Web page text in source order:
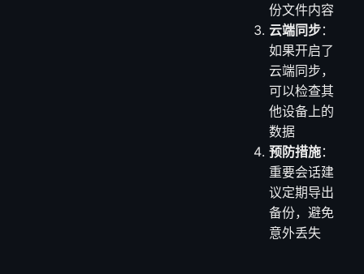
份文件内容
云端同步：
如果开启了
云端同步，
可以检查其
他设备上的
数据
预防措施：
重要会话建
议定期导出
备份，避免
意外丢失